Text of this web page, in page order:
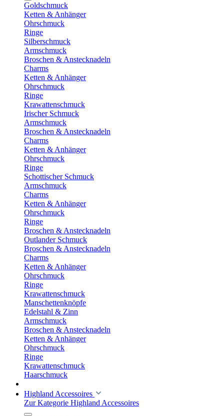
Goldschmuck
Ketten & Anhänger
Ohrschmuck
Ringe
Silberschmuck
Armschmuck
Broschen & Anstecknadeln
Charms
Ketten & Anhänger
Ohrschmuck
Ringe
Krawattenschmuck
Irischer Schmuck
Armschmuck
Broschen & Anstecknadeln
Charms
Ketten & Anhänger
Ohrschmuck
Ringe
Schottischer Schmuck
Armschmuck
Charms
Ketten & Anhänger
Ohrschmuck
Ringe
Broschen & Anstecknadeln
Outlander Schmuck
Broschen & Anstecknadeln
Charms
Ketten & Anhänger
Ohrschmuck
Ringe
Krawattenschmuck
Manschettenknöpfe
Edelstahl & Zinn
Armschmuck
Broschen & Anstecknadeln
Ketten & Anhänger
Ohrschmuck
Ringe
Krawattenschmuck
Haarschmuck
Highland Accessoires
Zur Kategorie Highland Accessoires